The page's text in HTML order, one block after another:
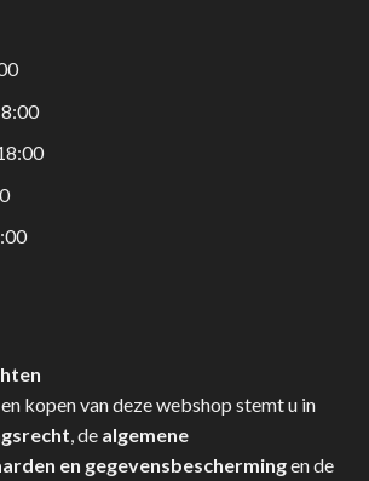
kopen van deze webshop stemt u in
, de algemene
en gegevensbeschermingen de